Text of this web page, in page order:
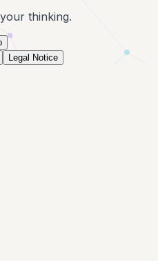
thinking.
Legal Notice